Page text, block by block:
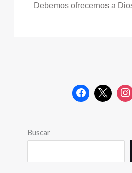
Debemos ofrecernos a
Buscar